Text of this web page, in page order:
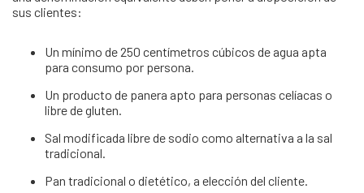
sus clientes:
Un mínimo de 250 centímetros cúbicos de agua apta
para consumo por persona.
Un producto de panera apto para personas celíacas o
libre de gluten.
Sal modificada libre de sodio como alternativa a la sal
tradicional.
Pan tradicional o dietético, a elección del cliente.